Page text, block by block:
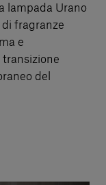
lampada Urano
di fragranze
e
transizione
del